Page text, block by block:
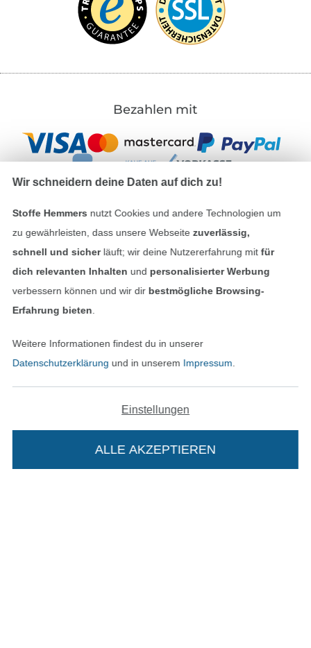
In deinen Warenkorb
Bezahlen mit
Unsere Versandpartner
AGB
Widerrufsrecht
In den deutschen Shop wechseln (aktuell
Wir schneidern deine Daten auf dich zu!
Stoffe Hemmers nutzt Cookies und andere Technologien um
zu gewährleisten, dass unsere Webseite zuverlässig,
schnell und sicherläuft; wir deine Nutzererfahrung mitfür
dich relevanten Inhalten und personalisierter Werbung
verbessern können und wir dir bestmögliche Browsing-
Erfahrung bieten
Weitere Informationen findest du in unserer
Datenschutzerklärung und in unserem Impressum
Einstellungen
ALLE AKZEPTIEREN